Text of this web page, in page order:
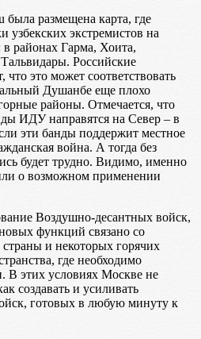
была размещена карта, где
узбекских экстремистов на
районах Гарма, Хоита,
Российские
это может соответствовать
Душанбе еще плохо
районы. Отмечается, что
ИДУ направятся на Север – в
эти банды поддержит местное
война. А тогда без
будет трудно. Видимо, именно
о возможном применении
Воздушно-десантных войск,
функций связано со
и некоторых горячих
где необходимо
В этих условиях Москве не
создавать и усиливать
готовых в любую минуту к